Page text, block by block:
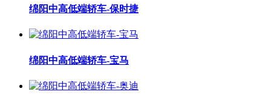
绵阳中高低端轿车-保时捷
绵阳中高低端轿车-宝马